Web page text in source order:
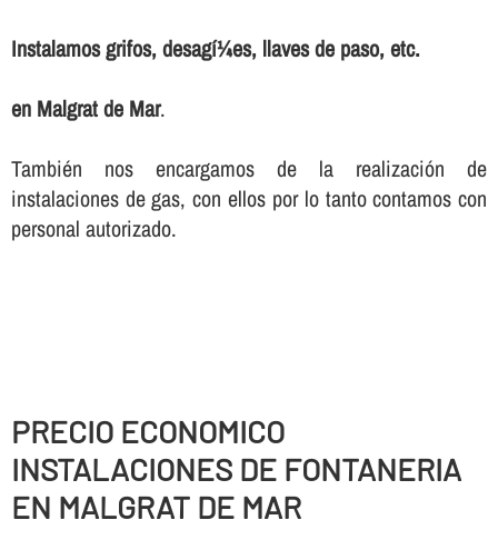
Instalamos grifos, desagí¼es, llaves de paso, etc.
en Malgrat de Mar.
También nos encargamos de la realización de
instalaciones de gas, con ellos por lo tanto contamos con
personal autorizado.
PRECIO ECONOMICO
INSTALACIONES DE FONTANERIA
EN MALGRAT DE MAR